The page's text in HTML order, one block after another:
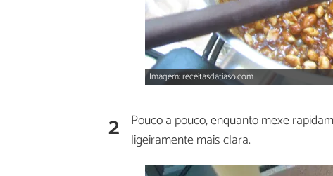
Imagem: receitasdatiaso.com
2 Pouco a pouco, enquanto mexe
ligeiramente mais clara.